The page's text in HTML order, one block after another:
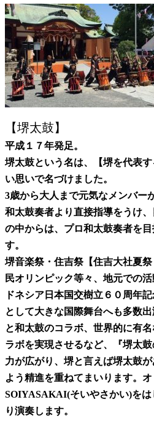
【堺太鼓】
平成１７年発足。
堺太鼓という名は、【堺を代表
い思いで名づけました。
3歳から大人まで元気なメンバ
和太鼓奏者より直接指導をうけ
の中からは、プロ和太鼓奏者を
す。
堺音楽祭・住吉祭【住吉大社夏
民オリンピック等々、地元での
ドネシア日本国交樹立６０周年記
として大きな国際舞台へも多数出
と和太鼓のコラボ、世界的に有
ラボを実現させるなど、『堺太
力が広がり、堺と言えば堺太鼓
よう精進を重ねてまいります。
SOIYASAKAI(そいやさかい)をは
り演奏します。